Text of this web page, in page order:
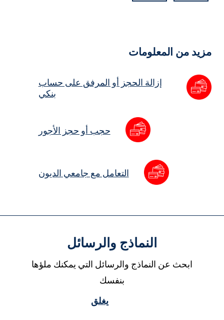
مزيد من المعلومات
إزالة الحجز أو المرفق على حساب
بنكي
حجب أو حجز الأجور
التعامل مع جامعي الديون
النماذج والرسائل
ابحث عن النماذج والرسائل التي يمكنك ملؤها
بنفسك
يغلق